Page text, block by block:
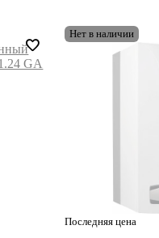
Нет в наличии
Последняя цена